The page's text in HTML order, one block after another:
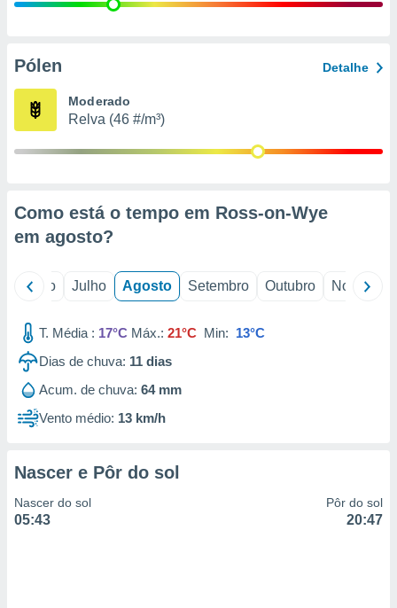
e
de
Pólen Detalhe
Moderado
Relva (46 #/m³)
Como está o tempo em Ross-on-Wye
em agosto?
Junho Julho Agosto Setembro Outubro Novembro
T. Média : 17°C Máx.: 21°C Min: 13°C
Dias de chuva: 11 dias
Acum. de chuva: 64 mm
Vento médio: 13 km/h
Nascer e Pôr do sol
Nascer do sol
05:43
Pôr do sol
20:47